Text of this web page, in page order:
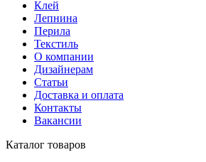
Клей
Лепнина
Перила
Текстиль
О компании
Дизайнерам
Статьи
Доставка и оплата
Контакты
Вакансии
Каталог товаров